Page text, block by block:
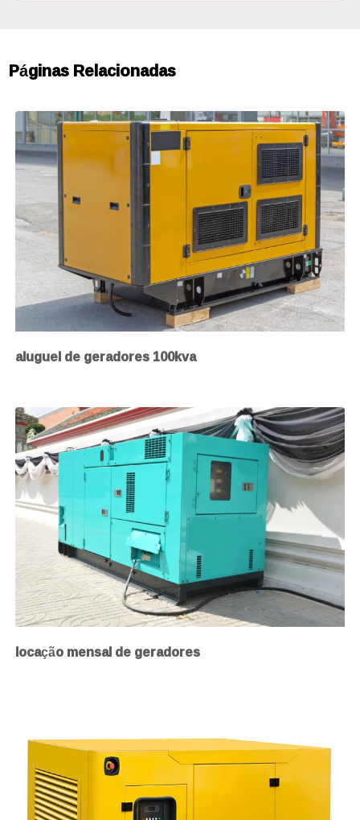
Páginas Relacionadas
aluguel de geradores 100kva
locação mensal de geradores